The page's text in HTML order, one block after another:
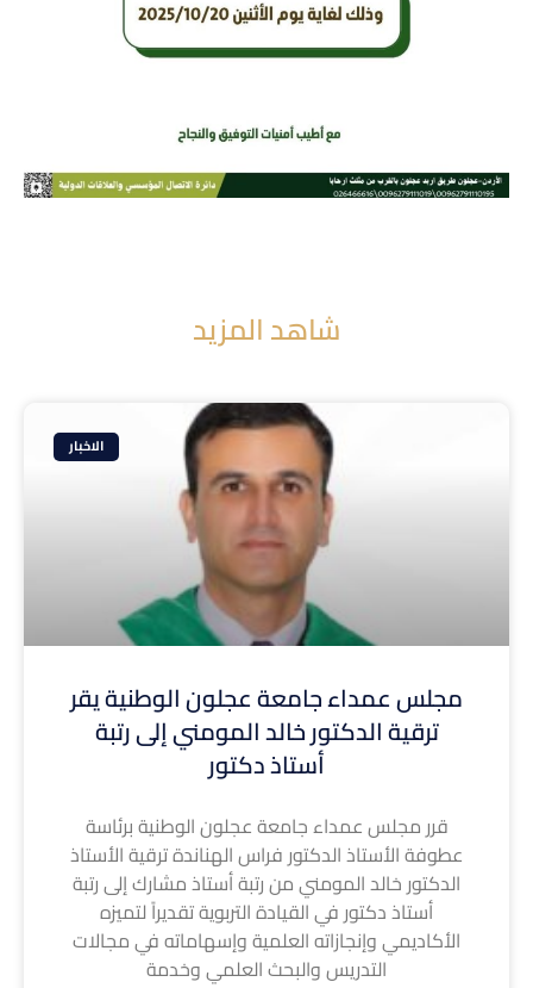
شاهد المزيد
الاخبار
مجلس عمداء جامعة عجلون الوطنية يقر
ترقية الدكتور خالد المومني إلى رتبة
أستاذ دكتور
قرر مجلس عمداء جامعة عجلون الوطنية برئاسة
عطوفة الأستاذ الدكتور فراس الهناندة ترقية الأستاذ
الدكتور خالد المومني من رتبة أستاذ مشارك إلى رتبة
أستاذ دكتور في القيادة التربوية تقديراً لتميزه
الأكاديمي وإنجازاته العلمية وإسهاماته في مجالات
التدريس والبحث العلمي وخدمة